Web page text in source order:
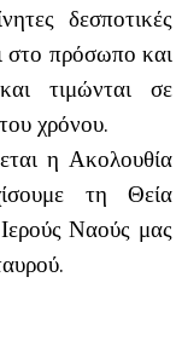
δεσποτικές
στο πρόσωπο και
τιμώνται σε
χρόνου.
η Ακολουθία
τη Θεία
Ναούς μας